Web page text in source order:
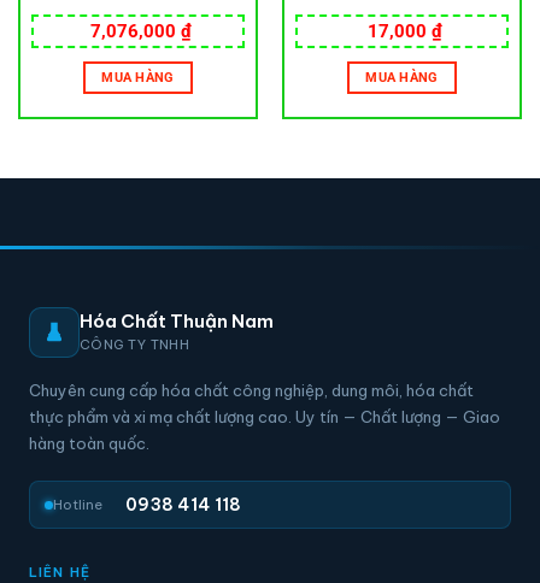
7,076,000 ₫
MUA HÀNG
17,000 ₫
MUA HÀNG
Hóa Chất Thuận Nam
CÔNG TY TNHH
Chuyên cung cấp hóa chất công nghiệp, dung môi, hóa chất
thực phẩm và xi mạ chất lượng cao. Uy tín — Chất lượng — Giao
hàng toàn quốc.
Hotline 0938 414 118
LIÊN HỆ